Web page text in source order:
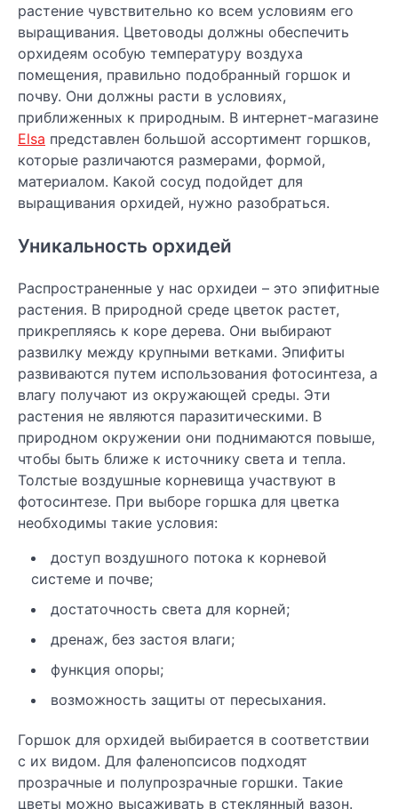
растение чувствительно ко всем условиям его
выращивания. Цветоводы должны обеспечить
орхидеям особую температуру воздуха
помещения, правильно подобранный горшок и
почву. Они должны расти в условиях,
приближенных к природным. В интернет-магазине
Elsa представлен большой ассортимент горшков,
которые различаются размерами, формой,
материалом. Какой сосуд подойдет для
выращивания орхидей, нужно разобраться.
Уникальность орхидей
Распространенные у нас орхидеи – это эпифитные
растения. В природной среде цветок растет,
прикрепляясь к коре дерева. Они выбирают
развилку между крупными ветками. Эпифиты
развиваются путем использования фотосинтеза, а
влагу получают из окружающей среды. Эти
растения не являются паразитическими. В
природном окружении они поднимаются повыше,
чтобы быть ближе к источнику света и тепла.
Толстые воздушные корневища участвуют в
фотосинтезе. При выборе горшка для цветка
необходимы такие условия:
доступ воздушного потока к корневой
системе и почве;
достаточность света для корней;
дренаж, без застоя влаги;
функция опоры;
возможность защиты от пересыхания.
Горшок для орхидей выбирается в соответствии
с их видом. Для фаленопсисов подходят
прозрачные и полупрозрачные горшки. Такие
цветы можно высаживать в стеклянный вазон.